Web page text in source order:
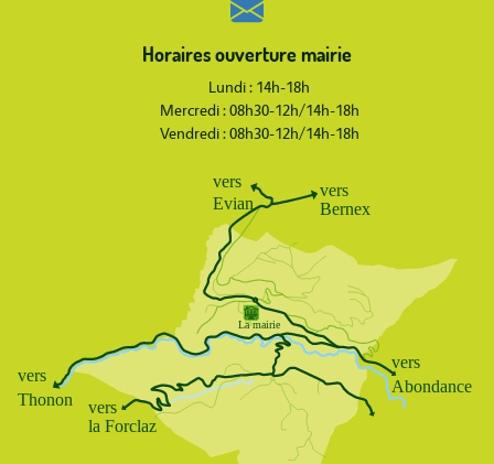
Horaires ouverture mairie
Lundi : 14h-18h
Mercredi : 08h30-12h/14h-18h
Vendredi : 08h30-12h/14h-18h